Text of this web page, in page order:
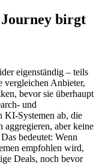
birgt
eigenständig – teils
Anbieter,
bevor sie überhaupt
und
KI-Systemen ab, die
aber keine
bedeutet: Wenn
empfohlen wird,
Deals, noch bevor